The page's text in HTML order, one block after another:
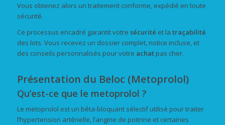
Vous obtenez alors un traitement conforme, expédié en toute
sécurité.
Ce processus encadré garantit votre sécurité et la traçabilité
des lots. Vous recevez un dossier complet, notice incluse, et
des conseils personnalisés pour votre achatpas cher.
Présentation du Beloc (Metoprolol)
Qu’est-ce que le metoprolol ?
Le metoprolol est un bêta-bloquant sélectif utilisé pour traiter
l’hypertension artérielle, l’angine de poitrine et certaines